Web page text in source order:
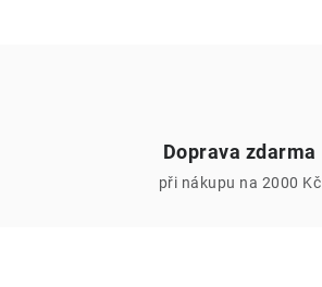
Doprava zdarma
při nákupu na 2000 Kč